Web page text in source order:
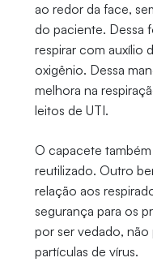
ao redor da face,
do paciente. Dessa
respirar com auxílio
oxigênio. Dessa
melhora na
leitos de UTI.
O capacete
reutilizado. Outro
relação aos
segurança para os
por ser vedado,
partículas de vírus.